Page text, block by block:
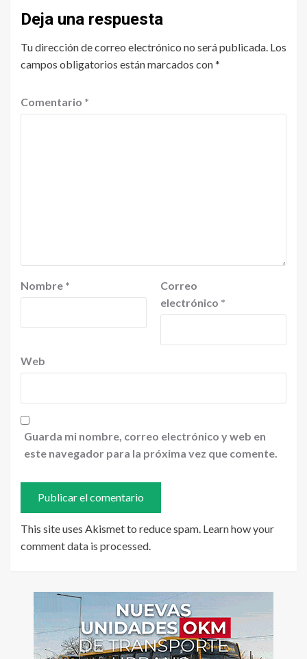
Deja una respuesta
Tu dirección de correo electrónico no será publicada. Los
campos obligatorios están marcados con*
Comentario *
Nombre *
Correo
electrónico *
Web
Guarda mi nombre, correo electrónico y web en
este navegador para la próxima vez que comente.
This site uses Akismet to reduce spam. Learn how your
comment data is processed.